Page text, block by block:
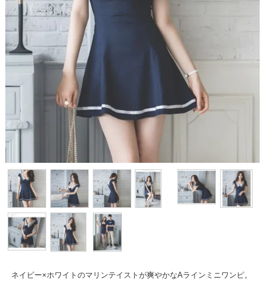
ネイビー×ホワイトのマリンテイストが爽やかなAラインミニワンピ。